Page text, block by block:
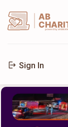
AB
powerd by
Sign In